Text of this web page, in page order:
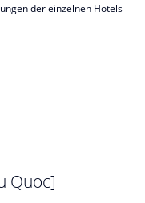
der einzelnen Hotels
Quoc]